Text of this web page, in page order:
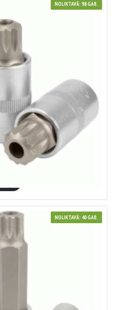
NOLIKTAVĀ: 98 GAB.
ar caurumu 1/2"
2.89€
NOLIKTAVĀ: 40 GAB.